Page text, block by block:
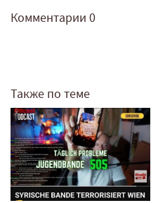
Комментарии 0
Также по теме